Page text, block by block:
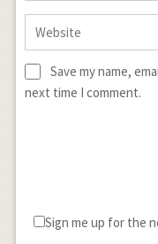
Save my name,
next time I comment.
Sign me up for the